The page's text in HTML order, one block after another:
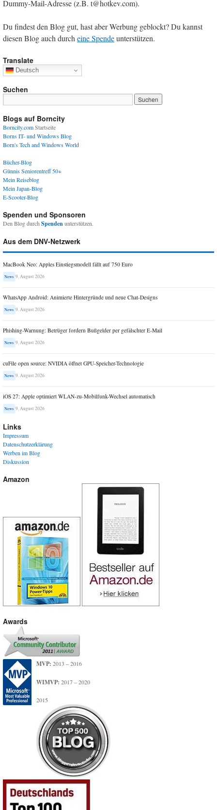
Dummy-Mail-Adresse (z.B. t@hotkev.com).
Du findest den Blog gut, hast aber Werbung geblockt? Du kannst
diesen Blog auch durcheine Spendeunterstützen.
Translate
Deutsch
Suchen
Blogs auf Borncity
Borncity.comStartseite
Borns IT- und Windows Blog
Born's Tech and Windows World
Bücher-Blog
Günnis Seniorentreff 50+
Mein Reiseblog
Mein Japan-Blog
E-Scooter-Blog
Spenden und Sponsoren
Den Blog durchSpendenunterstützen.
Aus dem DNV-Netzwerk
MacBook Neo: Apples Einstiegsmodell fällt auf 750 Euro
News 9. August 2026
WhatsApp Android: Animierte Hintergründe und neue Chat-Designs
News 9. August 2026
Phishing-Warnung: Betrüger fordern Bußgelder per gefälschter E-Mail
News 9. August 2026
cuFile open source: NVIDIA öffnet GPU-Speicher-Technologie
News 9. August 2026
iOS 27: Apple optimiert WLAN-zu-Mobilfunk-Wechsel automatisch
News 9. August 2026
Links
Impressum
Datenschutzerklärung
Werben im Blog
Diskussion
Amazon
Awards
MVP: 2013 – 2016
WIMVP: 2017 – 2020
2015